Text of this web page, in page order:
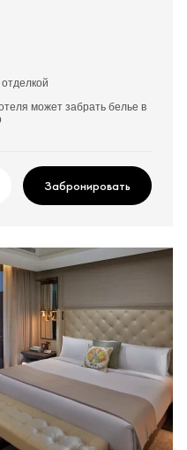
может забрать белье в
Забронировать